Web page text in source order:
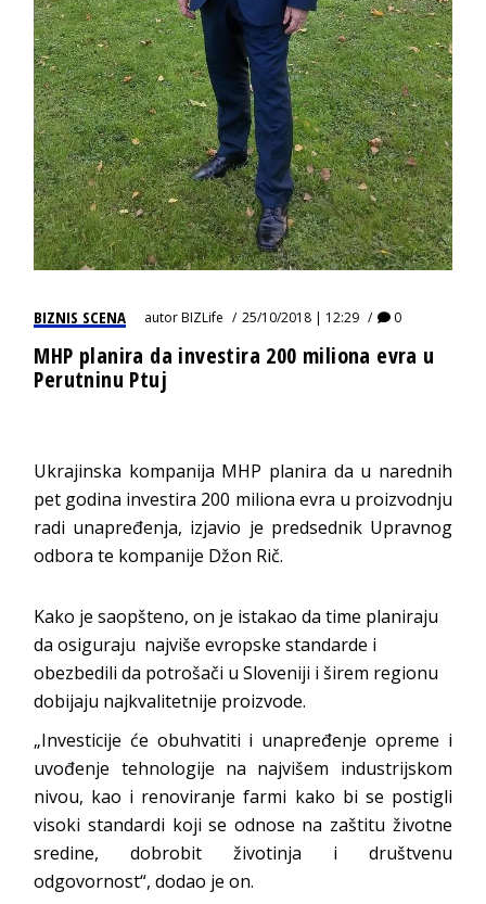
BIZNIS SCENA autorBIZLife 25/10/2018 | 12:29 0
MHP planira da investira 200 miliona evra u
Perutninu Ptuj
Ukrajinska kompanija MHP planira da u narednih
pet godina investira 200 miliona evra u proizvodnju
radi unapređenja, izjavio je predsednik Upravnog
odbora te kompanije Džon Rič.
Kako je saopšteno, on je istakao da time planiraju
da osiguraju najviše evropske standarde i
obezbedili da potrošači u Sloveniji i širem regionu
dobijaju najkvalitetnije proizvode.
„Investicije će obuhvatiti i unapređenje opreme i
uvođenje tehnologije na najvišem industrijskom
nivou, kao i renoviranje farmi kako bi se postigli
visoki standardi koji se odnose na zaštitu životne
sredine, dobrobit životinja i društvenu
odgovornost“, dodao je on.